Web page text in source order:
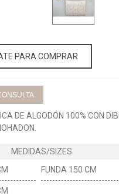
PARA COMPRAR
DE ALGODÓN 100% CON
FUNDA 150 CM